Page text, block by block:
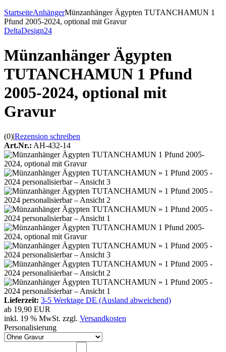
StartseiteAnhängerMünzanhänger Ägypten TUTANCHAMUN 1
Pfund 2005-2024, optional mit Gravur
DeltaDesign24
Münzanhänger Ägypten
TUTANCHAMUN 1 Pfund
2005-2024, optional mit
Gravur
(0)|Rezension schreiben
Art.Nr.: AH-432-14
Lieferzeit: 3-5 Werktage DE (Ausland abweichend)
ab 19,90 EUR
inkl. 19 % MwSt. zzgl. Versandkosten
Personalisierung